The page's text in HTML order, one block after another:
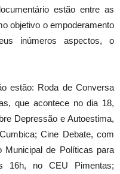
estão entre as
objetivo o empoderamento
inúmeros aspectos, o
estão: Roda de Conversa
que acontece no dia 18,
Depressão e Autoestima,
Cine Debate, com
Municipal de Políticas para
16h, no CEU Pimentas;